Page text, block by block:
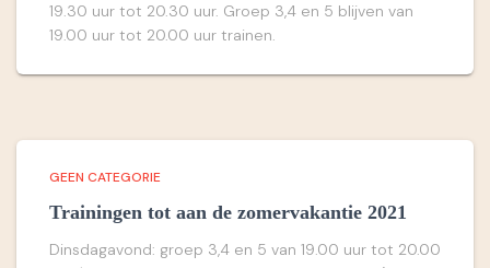
19.30 uur tot 20.30 uur. Groep 3,4 en 5 blijven van
19.00 uur tot 20.00 uur trainen.
GEEN CATEGORIE
Trainingen tot aan de zomervakantie 2021
Dinsdagavond: groep 3,4 en 5 van 19.00 uur tot 20.00